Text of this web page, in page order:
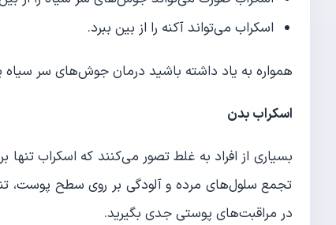
اسکراب می‌تواند آکنه را از بین ببرد.
همواره به یاد داشته باشید درمان جوش‌های سر سیاه
اسکراب بدن
بسیاری از افراد به غلط تصور می‌کنند که اسکراب تنها
تجمع سلول‌های مرده و آلودگی بر روی سطح پوست،
در مراقبت‌های پوستی جدی بگیرید.